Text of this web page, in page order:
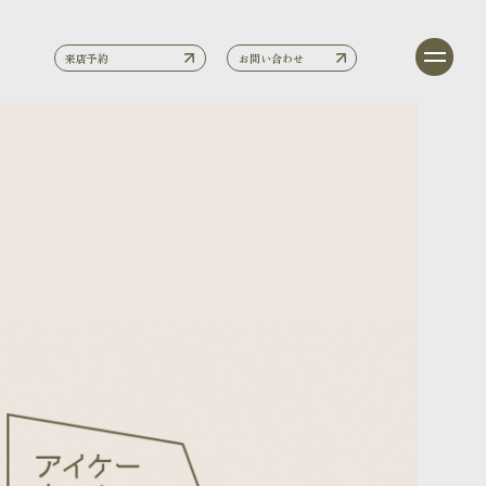
来店予約 お問い合わせ